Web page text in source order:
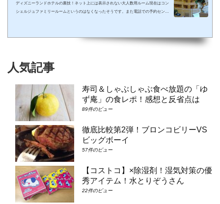
ディズニーランドホテルの裏技！ネット上には表示されない大人数用ルーム現在はコン
シェルジュファミリールームというのはなくなったそうです。また電話での予約センタ
ュ・スーペリアルーム（パークビュー）（7-8階）④コンシェルジュ・デラックスルー
人気記事
寿司＆しゃぶしゃぶ食べ放題の「ゆ
ず庵」の食レポ！感想と反省点は
89件のビュー
徹底比較第2弾！ブロンコビリーVS
ビッグボーイ
57件のビュー
【コストコ】×除湿剤！湿気対策の優
秀アイテム！水とりぞうさん
22件のビュー